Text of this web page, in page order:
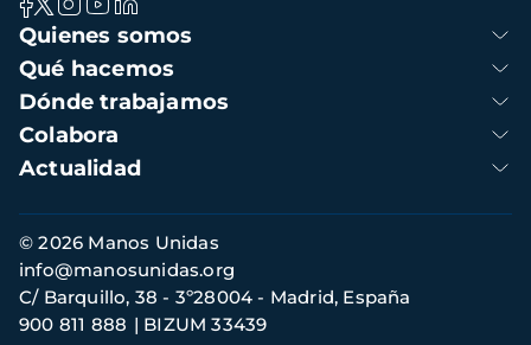
Navegación
principal
Quienes somos
Qué hacemos
Dónde trabajamos
Colabora
Actualidad
Información
de
contacto
© 2026 Manos Unidas
C/ Barquillo, 38 - 3º28004 - Madrid, España
900 811 888
BIZUM 33439
info@manosunidas.org